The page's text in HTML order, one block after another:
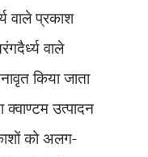
वाले प्रकाश
वाले
किया जाता
उत्पादन
को अलग-